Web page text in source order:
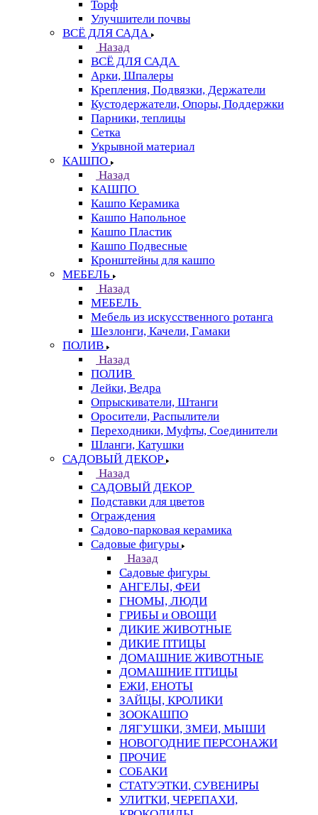
Торф
Улучшители почвы
ВСЁ ДЛЯ САДА
Назад
ВСЁ ДЛЯ САДА
Арки, Шпалеры
Крепления, Подвязки, Держатели
Кустодержатели, Опоры, Поддержки
Парники, теплицы
Сетка
Укрывной материал
КАШПО
Назад
КАШПО
Кашпо Керамика
Кашпо Напольное
Кашпо Пластик
Кашпо Подвесные
Кронштейны для кашпо
МЕБЕЛЬ
Назад
МЕБЕЛЬ
Мебель из искусственного ротанга
Шезлонги, Качели, Гамаки
ПОЛИВ
Назад
ПОЛИВ
Лейки, Ведра
Опрыскиватели, Штанги
Оросители, Распылители
Переходники, Муфты, Соединители
Шланги, Катушки
САДОВЫЙ ДЕКОР
Назад
САДОВЫЙ ДЕКОР
Подставки для цветов
Ограждения
Садово-парковая керамика
Садовые фигуры
Назад
Садовые фигуры
АНГЕЛЫ, ФЕИ
ГНОМЫ, ЛЮДИ
ГРИБЫ и ОВОЩИ
ДИКИЕ ЖИВОТНЫЕ
ДИКИЕ ПТИЦЫ
ДОМАШНИЕ ЖИВОТНЫЕ
ДОМАШНИЕ ПТИЦЫ
ЕЖИ, ЕНОТЫ
ЗАЙЦЫ, КРОЛИКИ
ЗООКАШПО
ЛЯГУШКИ, ЗМЕИ, МЫШИ
НОВОГОДНИЕ ПЕРСОНАЖИ
ПРОЧИЕ
СОБАКИ
СТАТУЭТКИ, СУВЕНИРЫ
УЛИТКИ, ЧЕРЕПАХИ,